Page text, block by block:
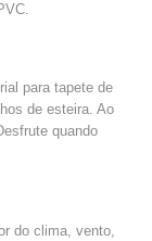
para tapete de
de esteira. Ao
quando
do clima, vento,